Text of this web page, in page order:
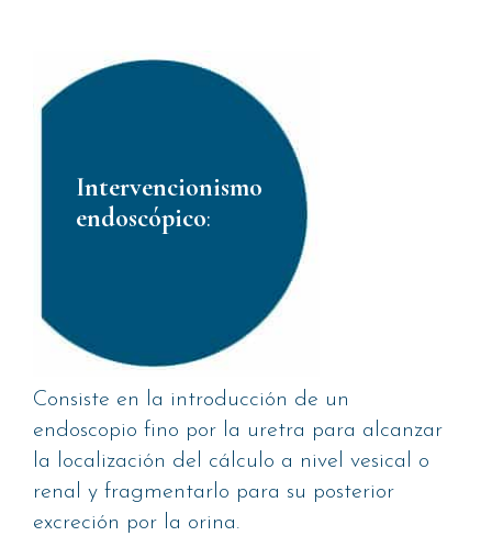
Intervencionismo
endoscópico:
Consiste en la introducción de un
endoscopio fino por la uretra para alcanzar
la localización del cálculo a nivel vesical o
renal y fragmentarlo para su posterior
excreción por la orina.